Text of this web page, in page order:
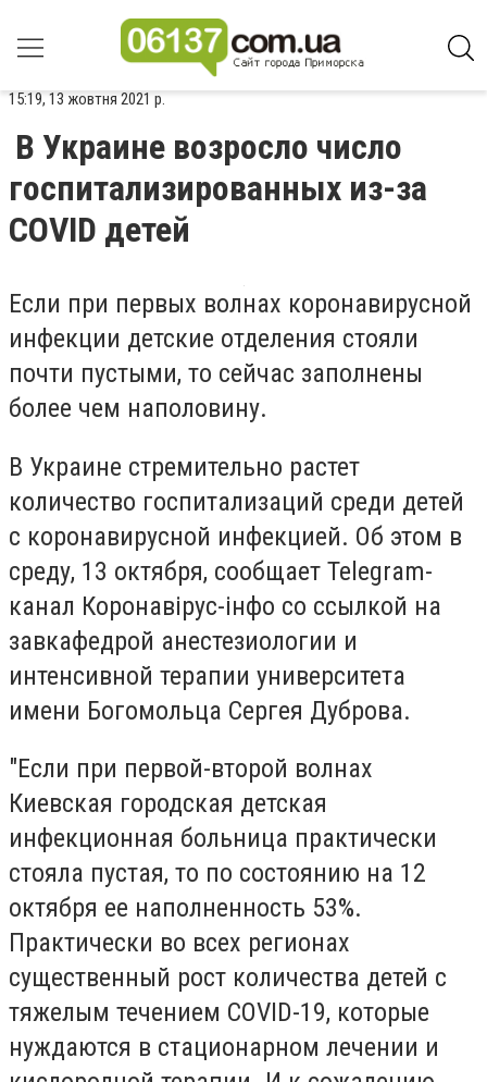
15:19, 13 жовтня 2021 р.
В Украине возросло число
госпитализированных из-за
COVID детей
Если при первых волнах коронавирусной
инфекции детские отделения стояли
почти пустыми, то сейчас заполнены
более чем наполовину.
В Украине стремительно растет
количество госпитализаций среди детей
с коронавирусной инфекцией. Об этом в
среду, 13 октября, сообщает Telegram-
канал Коронавірус-інфо со ссылкой на
завкафедрой анестезиологии и
интенсивной терапии университета
имени Богомольца Сергея Дуброва.
"Если при первой-второй волнах
Киевская городская детская
инфекционная больница практически
стояла пустая, то по состоянию на 12
октября ее наполненность 53%.
Практически во всех регионах
существенный рост количества детей с
тяжелым течением COVID-19, которые
нуждаются в стационарном лечении и